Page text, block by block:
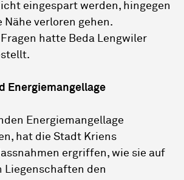
eingespart werden, hingegen
Nähe verloren gehen.
hatte Beda Lengwiler
Energiemangellage
Energiemangellage
hat die Stadt Kriens
ergriffen, wie sie auf
Liegenschaften den